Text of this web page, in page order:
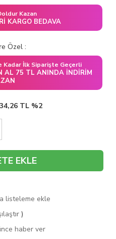
Kazan
KARGO BEDAVA
Özel :
Kadar İlk Siparişte Geçerli
AL 75 TL ANINDA İNDIRIM
TL %2
EKLE
listeleme ekle
)
haber ver